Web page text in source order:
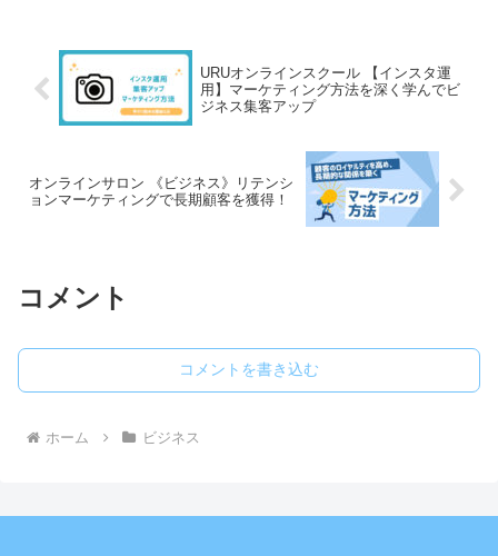
URUオンラインスクール 【インスタ運
用】マーケティング方法を深く学んでビ
ジネス集客アップ
オンラインサロン 《ビジネス》リテンシ
ョンマーケティングで長期顧客を獲得！
コメント
コメントを書き込む
ホーム ビジネス